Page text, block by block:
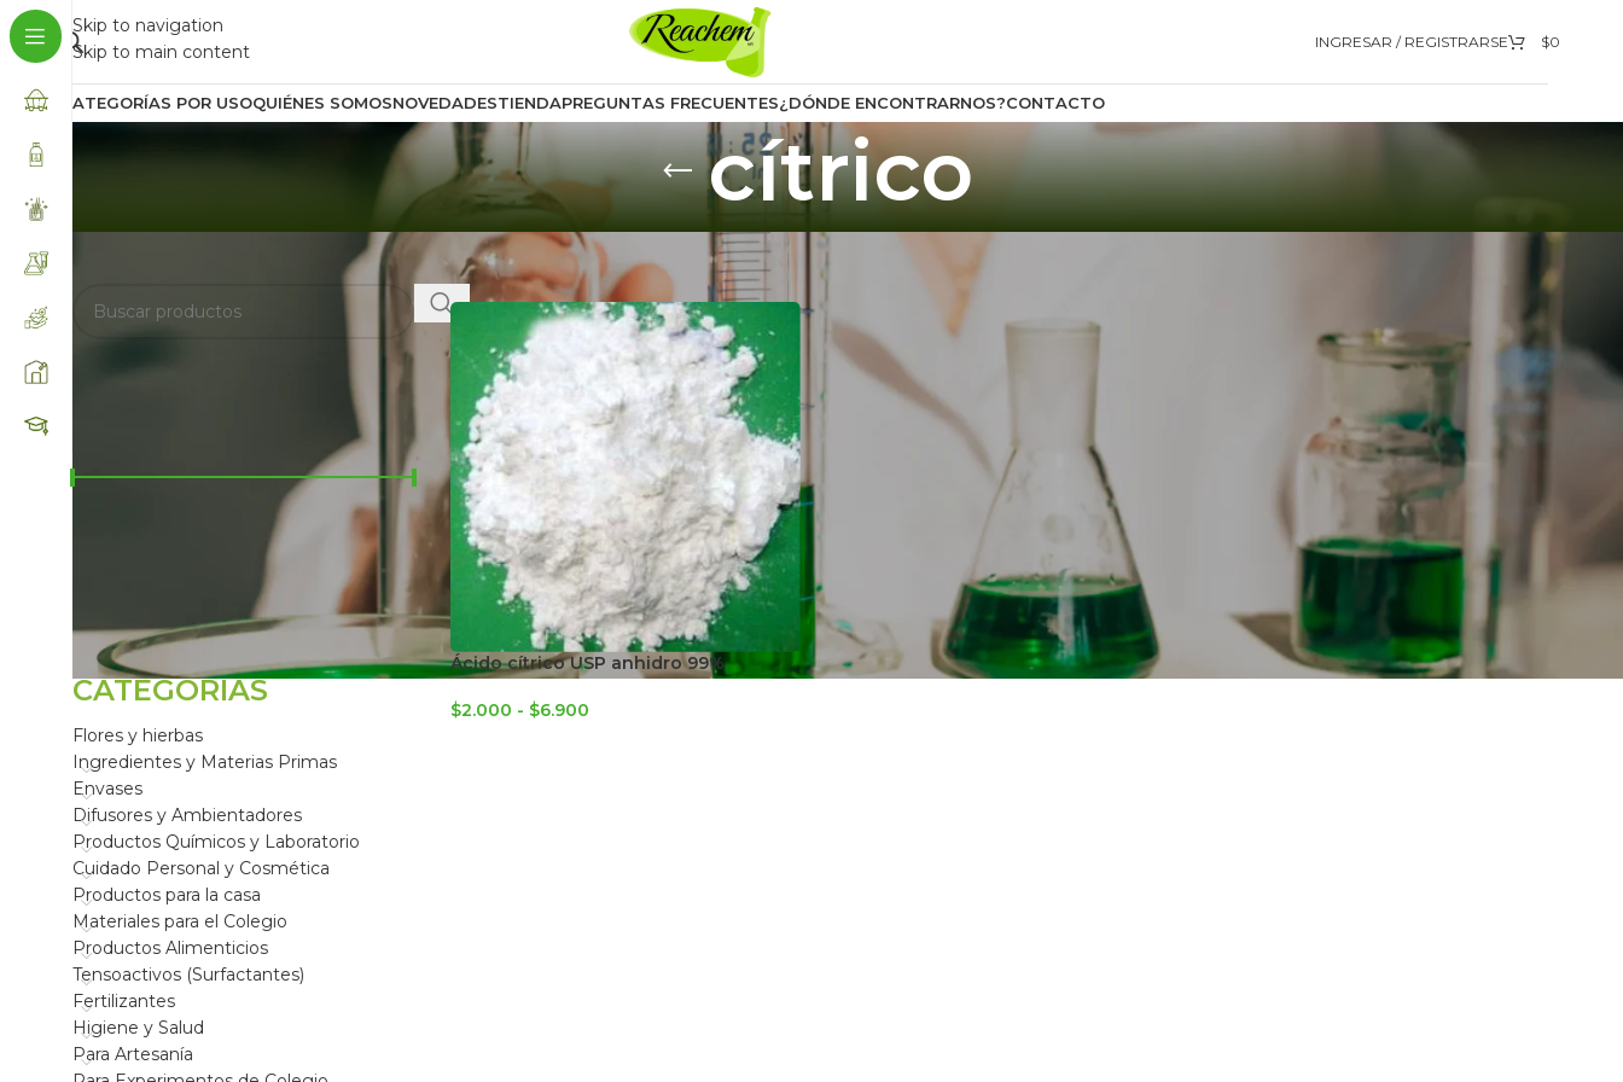
Skip to navigation
Skip to main content
INGRESAR / REGISTRARSE $0
CATEGORÍAS POR USOQUIÉNES SOMOSNOVEDADESTIENDAPREGUNTAS FRECUENTES¿DÓNDE ENCONTRARNOS?CONTACTO
cítrico
FILTRAR POR PRECIO
$6.900
FILTRAR POR
CATEGORÍAS
Flores y hierbas
Ingredientes y Materias Primas
Envases
Difusores y Ambientadores
Productos Químicos y Laboratorio
Cuidado Personal y Cosmética
Productos para la casa
Materiales para el Colegio
Productos Alimenticios
Tensoactivos (Surfactantes)
Fertilizantes
Higiene y Salud
Para Artesanía
Inicio/Productos etiquetados “cítrico”
Ácido cítrico USP anhidro 99%
$2.000 - $6.900